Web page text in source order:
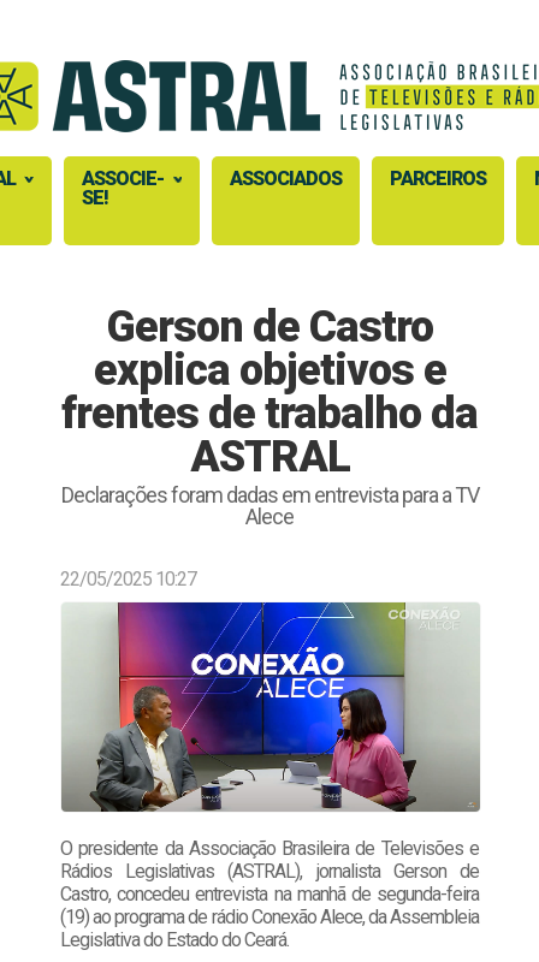
ASSOCIE-
SE!
ASSOCIADOS PARCEIROS
Gerson de Castro
explica objetivos e
frentes de trabalho da
ASTRAL
Declarações foram dadas em entrevista para a TV
Alece
22/05/2025 10:27
O presidente da Associação Brasileira de Televisões e
Rádios Legislativas (ASTRAL), jornalista Gerson de
Castro, concedeu entrevista na manhã de segunda-feira
(19) ao programa de rádio Conexão Alece, da Assembleia
Legislativa do Estado do Ceará.